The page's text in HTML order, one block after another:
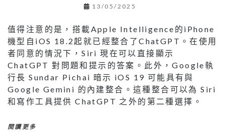
13/05/2025
值得注意的是，搭載Apple Intelligence的iPhone
機型自iOS 18.2起就已經整合了ChatGPT。在使用
者同意的情況下，Siri 現在可以直接顯示
ChatGPT 對問題和提示的答案。此外，Google執
行長 Sundar Pichai 暗示 iOS 19 可能具有與
Google Gemini 的內建整合。這種整合可以為 Siri
和寫作工具提供 ChatGPT 之外的第二種選擇。
閱讀更多